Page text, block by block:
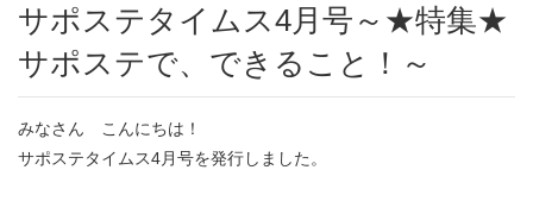
サポステタイムス4月号～★特集★
サポステで、できること！～
みなさん こんにちは！
サポステタイムス4月号を発行しました。